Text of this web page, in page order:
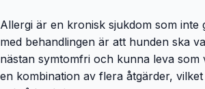
Allergi är en kronisk sjukdom som inte
med behandlingen är att hunden ska
nästan symtomfri och kunna leva som
en kombination av flera åtgärder, vilket